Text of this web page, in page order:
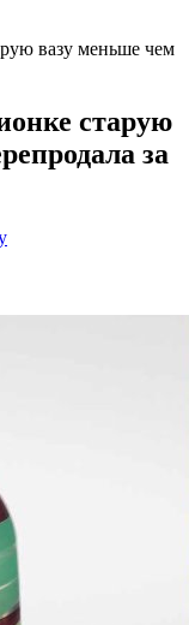
вазу меньше чем
старую
за